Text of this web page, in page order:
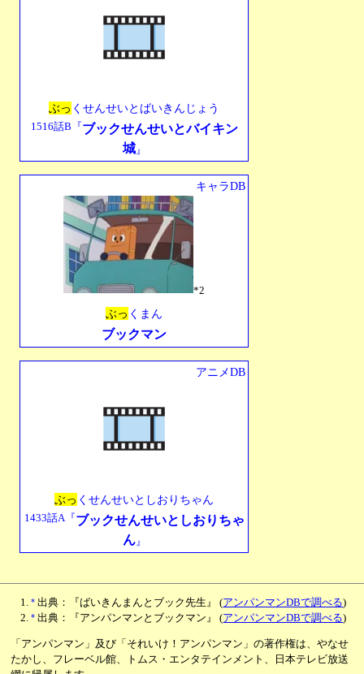
ぶっ くせんせいとばいきんじょう
1516話B『ブックせんせいとバイキン
城』
キャラDB
*2
ぶっ くまん
ブックマン
アニメDB
ぶっ くせんせいとしおりちゃん
1433話A『 ブックせんせいとしおりちゃ
ん』
* 出典：『ばいきんまんとブック先生』(アンパンマンDBで調べる)
* 出典：『アンパンマンとブックマン』(アンパンマンDBで調べる)
「アンパンマン」及び「それいけ！アンパンマン」の著作権は、やなせ
たかし、フレーベル館、トムス・エンタテインメント、日本テレビ放送